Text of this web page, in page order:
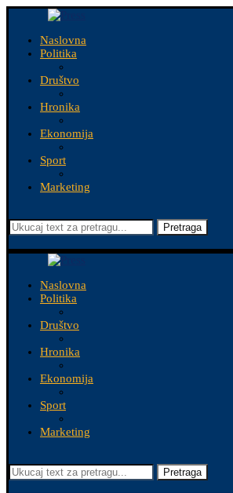
Naslovna
Politika
Društvo
Hronika
Ekonomija
Sport
Marketing
Pretraga
Naslovna
Politika
Društvo
Hronika
Ekonomija
Sport
Marketing
Pretraga